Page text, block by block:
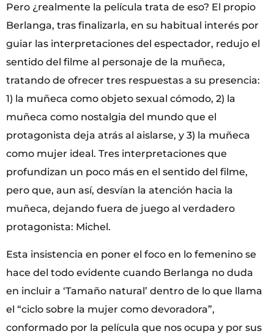
Pero ¿realmente la película trata de eso? El propio
Berlanga, tras finalizarla, en su habitual interés por
guiar las interpretaciones del espectador, redujo el
sentido del filme al personaje de la muñeca,
tratando de ofrecer tres respuestas a su presencia:
1) la muñeca como objeto sexual cómodo, 2) la
muñeca como nostalgia del mundo que el
protagonista deja atrás al aislarse, y 3) la muñeca
como mujer ideal. Tres interpretaciones que
profundizan un poco más en el sentido del filme,
pero que, aun así, desvían la atención hacia la
muñeca, dejando fuera de juego al verdadero
protagonista: Michel.
Esta insistencia en poner el foco en lo femenino se
hace del todo evidente cuando Berlanga no duda
en incluir a ‘Tamaño natural’ dentro de lo que llama
el “ciclo sobre la mujer como devoradora”,
conformado por la película que nos ocupa y por sus